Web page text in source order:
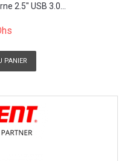
2.5" USB 3.0...
PANIER